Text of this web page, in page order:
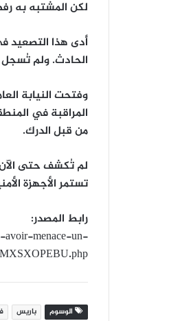
لكن المشتبه به
أدى هذا التصعيد
الحادث. ولم تُسجل
وفتحت النيابة
المراقبة في
من قبل الدرك.
لم تُكشف حتى الآن
تستمر الأجهزة
رابط المصدر:
avoir-menace-un-
الوسوم باريس